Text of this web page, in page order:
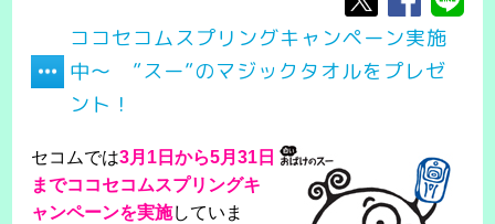
ココセコムスプリングキャンペーン実施
中～ ”スー”のマジックタオルをプレゼ
ント！
セコムでは3月1日から5月31日
までココセコムスプリングキ
ャンペーンを実施していま